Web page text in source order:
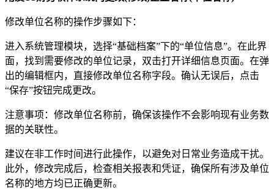
修改单位名称的操作步骤如下：
进入系统管理模块，选择“基础档案”下的“单位信息”。在此界
面，找到需要修改的单位记录，双击打开详细信息页面。在弹
出的编辑框内，直接修改单位名称字段。确认无误后，点击
“保存”按钮完成更改。
注意事项：修改单位名称前，确保该操作不会影响现有业务数
据的关联性。
建议在非工作时间进行此操作，以避免对日常业务造成干扰。
此外，修改完成后，检查相关报表和凭证，确保所有涉及单位
名称的地方均已正确更新。